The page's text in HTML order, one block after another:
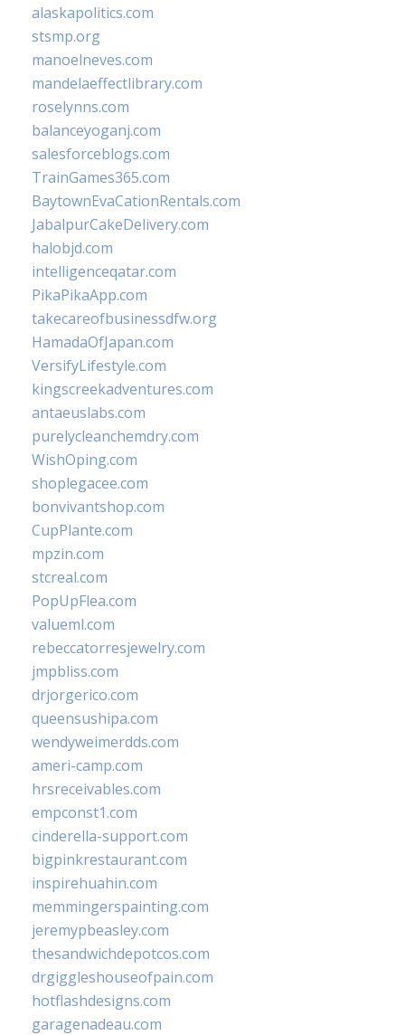
alaskapolitics.com
stsmp.org
manoelneves.com
mandelaeffectlibrary.com
roselynns.com
balanceyoganj.com
salesforceblogs.com
TrainGames365.com
BaytownEvaCationRentals.com
JabalpurCakeDelivery.com
halobjd.com
intelligenceqatar.com
PikaPikaApp.com
takecareofbusinessdfw.org
HamadaOfJapan.com
VersifyLifestyle.com
kingscreekadventures.com
antaeuslabs.com
purelycleanchemdry.com
WishOping.com
shoplegacee.com
bonvivantshop.com
CupPlante.com
mpzin.com
stcreal.com
PopUpFlea.com
valueml.com
rebeccatorresjewelry.com
jmpbliss.com
drjorgerico.com
queensushipa.com
wendyweimerdds.com
ameri-camp.com
hrsreceivables.com
empconst1.com
cinderella-support.com
bigpinkrestaurant.com
inspirehuahin.com
memmingerspainting.com
jeremypbeasley.com
thesandwichdepotcos.com
drgiggleshouseofpain.com
hotflashdesigns.com
garagenadeau.com